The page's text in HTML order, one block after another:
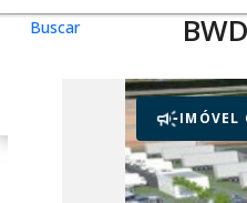
Buscar
Ficha do
IMÓVEL